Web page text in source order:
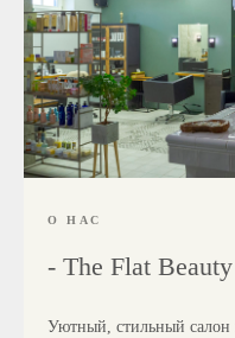
О НАС
- The Flat
Уютный, стильный салон